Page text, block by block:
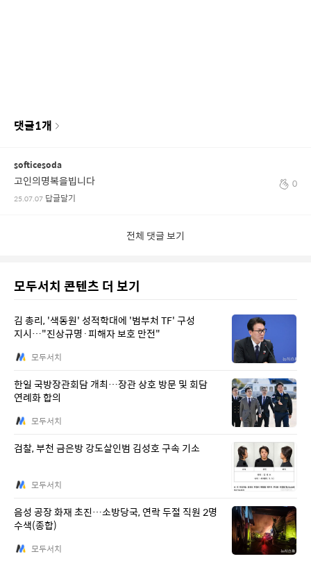
댓글1개
softicesoda
고인의명복을빕니다
25.07.07 답글달기
0
전체 댓글 보기
모두서치 콘텐츠 더 보기
김 총리, '색동원' 성적학대에 '범부처 TF' 구성
지시…"진상규명·피해자 보호 만전"
모두서치
한일 국방장관회담 개최…장관 상호 방문 및 회담
연례화 합의
모두서치
검찰, 부천 금은방 강도살인범 김성호 구속 기소
모두서치
음성 공장 화재 초진…소방당국, 연락 두절 직원 2명
수색(종합)
모두서치